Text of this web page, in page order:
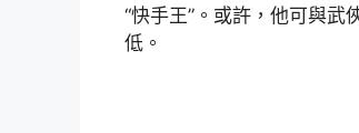
“快手王”。或許，他可與武
低。